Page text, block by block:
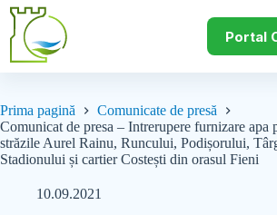
Portal
Prima pagină
Comunicate de presă
Comunicat de presa – Intrerupere furnizare apa
străzile Aurel Rainu, Runcului, Podișorului,
Stadionului și cartier Costești din orasul Fieni
10.09.2021